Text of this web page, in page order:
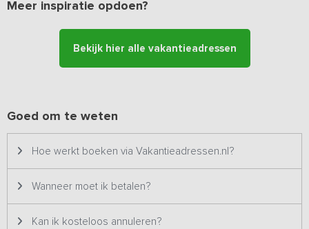
appartementen zijn ingericht voor 2 personen, maar er kunnen op
De lodge is omringd door terrassen met gezellige zitjes en een
een nabijgelegen gebouw (+/- 30m van de lodge). Deze
slaapkamer heeft een eigen ingang, is voorzien van sanitair en
biedt veel privacy. Deze 5e slaapkamer staat niet op de 360-tour
Meer inspiratie opdoen?
Bekijk hier alle vakantieadressen
Goed om te weten
Hoe werkt boeken via Vakantieadressen.nl?
Wanneer moet ik betalen?
Kan ik kosteloos annuleren?